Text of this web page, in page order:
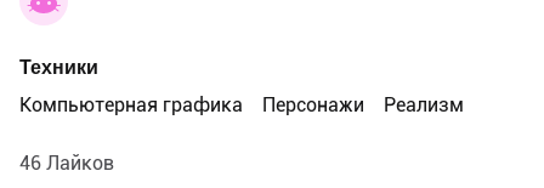
Техники
Компьютерная графика
Персонажи Реализм
46 Лайков